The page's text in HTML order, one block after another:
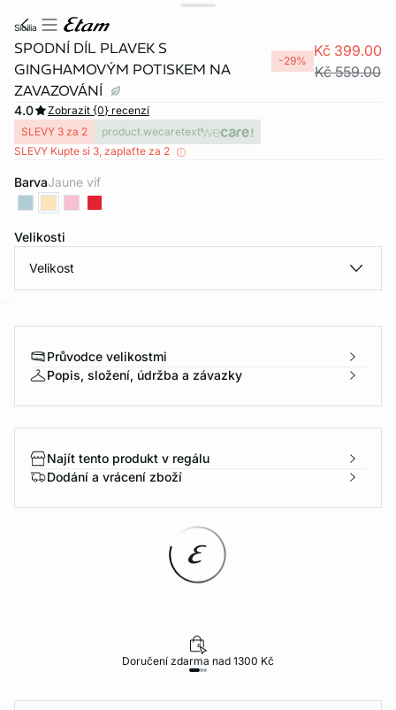
sicilia
SPODNÍ DÍL PLAVEK S
GINGHAMOVÝM POTISKEM NA
ZAVAZOVÁNÍ
-29%
Kč 399.00
Kč 559.00
4.0
Zobrazit {0} recenzí
SLEVY 3 za 2
product.wecaretext
SLEVY Kupte si 3, zaplaťte za 2
Barva jaune vif
Velikosti
Velikost
Průvodce velikostmi
Popis, složení, údržba a závazky
Najít tento produkt v regálu
Dodání a vrácení zboží
Doručení zdarma nad 1300 Kč